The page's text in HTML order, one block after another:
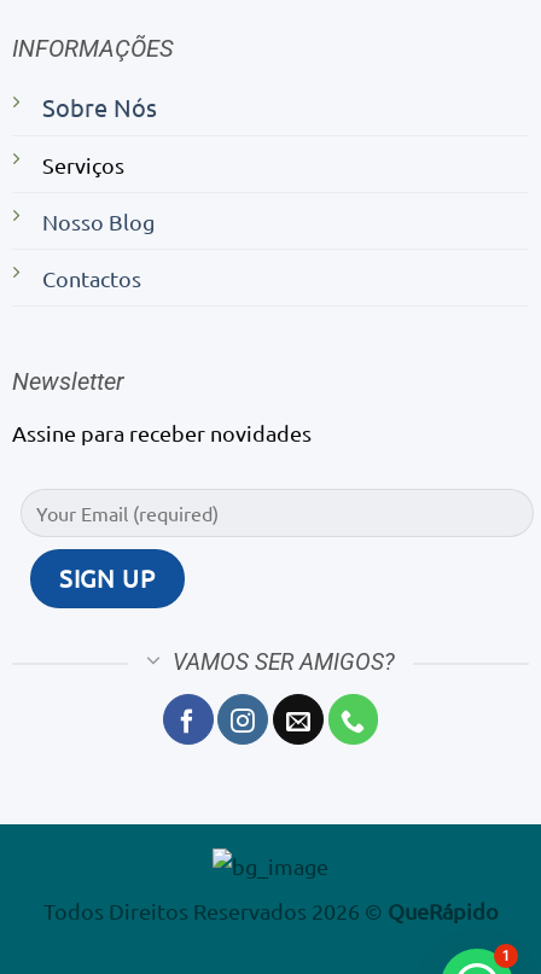
INFORMAÇÕES
Sobre Nós
Serviços
Nosso Blog
Contactos
Newsletter
Assine para receber novidades
VAMOS SER AMIGOS?
Todos Direitos Reservados 2026 © QueRápido
1